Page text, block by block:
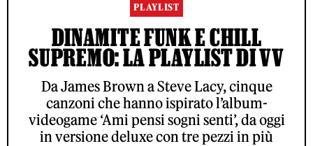
PLAYLIST
DINAMITE FUNK E CHILL
SUPREMO: LA PLAYLIST DI VV
Da James Brown a Steve Lacy, cinque
canzoni che hanno ispirato l’album-
videogame ‘Ami pensi sogni senti’, da oggi
in versione deluxe con tre pezzi in più